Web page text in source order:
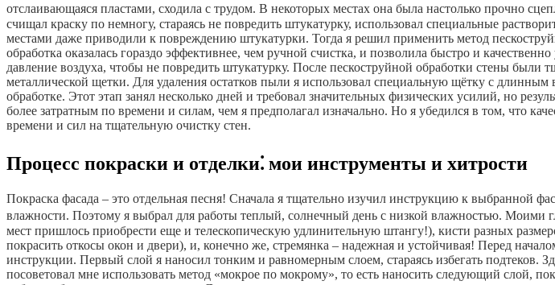
отслаивающаяся пластами, сходила с трудом. В некоторых местах она была настолько прочно
счищал краску по немногу, стараясь не повредить штукатурку, использовал специальные
местами даже приводили к повреждению штукатурки. Тогда я решил применить метод
обработка оказалась гораздо эффективнее, чем ручной счистка, и позволила быстро и
давление воздуха, чтобы не повредить штукатурку. После пескоструйной обработки стены
металлической щетки. Для удаления остатков пыли я использовал специальную щётку с
обработке. Этот этап занял несколько дней и требовал значительных физических усилий, но
более затратным по времени и силам, чем я предполагал изначально. Но я убедился в том, что
времени и сил на тщательную очистку стен.
Процесс покраски и отделки⁚ мои инструменты и хитрости
Покраска фасада – это отдельная песня! Сначала я тщательно изучил инструкцию к выбранной
влажности. Поэтому я выбрал для работы теплый, солнечный день с низкой влажностью. Моими
мест пришлось приобрести еще и телескопическую удлинительную штангу!), кисти разных
покрасить откосы окон и двери), и, конечно же, стремянка – надежная и устойчивая! Перед
инструкции. Первый слой я наносил тонким и равномерным слоем, стараясь избегать подтеков.
посоветовал мне использовать метод «мокрое по мокрому», то есть наносить следующий слой,